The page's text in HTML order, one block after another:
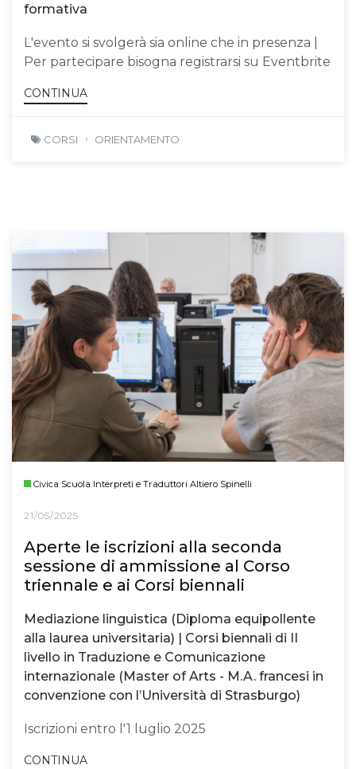
formativa
L'evento si svolgerà sia online che in presenza |
Per partecipare bisogna registrarsi su Eventbrite
CONTINUA
CORSI ORIENTAMENTO
Civica Scuola Interpreti e Traduttori Altiero Spinelli
21/05/2025
Aperte le iscrizioni alla seconda
sessione di ammissione al Corso
triennale e ai Corsi biennali
Mediazione linguistica (Diploma equipollente
alla laurea universitaria) | Corsi biennali di II
livello in Traduzione e Comunicazione
internazionale (Master of Arts - M.A. francesi in
convenzione con l’Università di Strasburgo)
Iscrizioni entro l'1 luglio 2025
CONTINUA